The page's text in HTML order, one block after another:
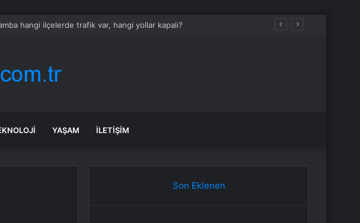
hangi ilçelerde trafik var, hangi yollar kapalı?
YAŞAM İLETIŞIM
Son Eklenen